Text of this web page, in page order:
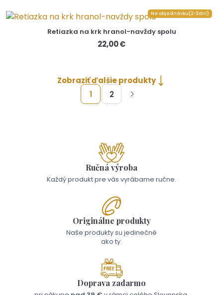
Na objednávku(2-3dni)
Retiazka na krk hranol-navždy spolu
22,00 €
1 2
Zobraziť ďalšie produkty
Ručná výroba
Každý produkt pre vás vyrábame ručne.
Originálne produkty
Naše produkty su jedinečné
ako ty.
Doprava zadarmo